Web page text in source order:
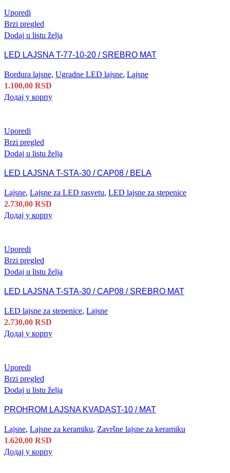
Uporedi
Brzi pregled
Dodaj u listu želja
LED LAJSNA T-77-10-20 / SREBRO MAT
Bordura lajsne, Ugradne LED lajsne, Lajsne
1.100,00 RSD
Додај у корпу
Uporedi
Brzi pregled
Dodaj u listu želja
LED LAJSNA T-STA-30 / CAP08 / BELA
Lajsne, Lajsne za LED rasvetu, LED lajsne za stepenice
2.730,00 RSD
Додај у корпу
Uporedi
Brzi pregled
Dodaj u listu želja
LED LAJSNA T-STA-30 / CAP08 / SREBRO MAT
LED lajsne za stepenice, Lajsne
2.730,00 RSD
Додај у корпу
Uporedi
Brzi pregled
Dodaj u listu želja
PROHROM LAJSNA KVADAST-10 / MAT
Lajsne, Lajsne za keramiku, Završne lajsne za keramiku
1.620,00 RSD
Додај у корпу